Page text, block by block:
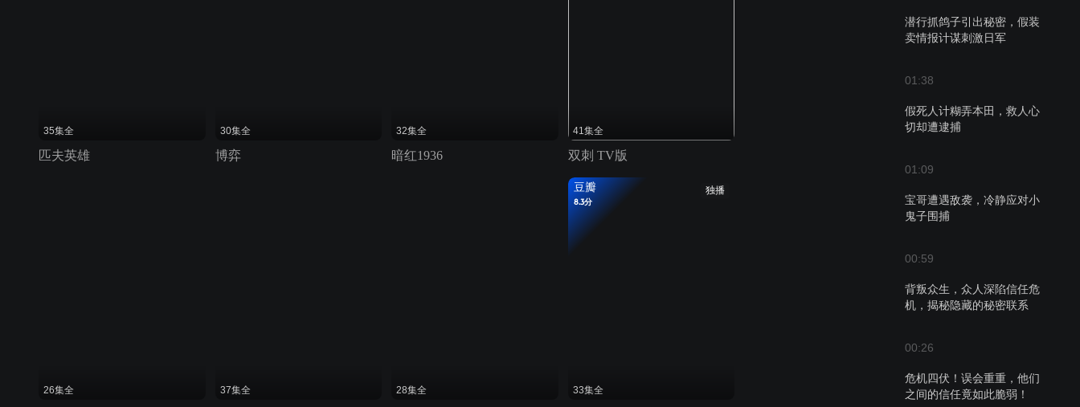
潜行抓鸽子引出秘密，假装
卖情报计谋刺激日军
01:38
假死人计糊弄本田，救人心
切却遭逮捕
01:09
宝哥遭遇敌袭，冷静应对小
鬼子围捕
00:59
背叛众生，众人深陷信任危
机，揭秘隐藏的秘密联系
00:26
危机四伏！误会重重，他们
之间的信任竟如此脆弱！
35集全
匹夫英雄
30集全
博弈
32集全
暗红1936
41集全
双刺 TV版
26集全 37集全 28集全
独播
豆瓣
8.3分
33集全